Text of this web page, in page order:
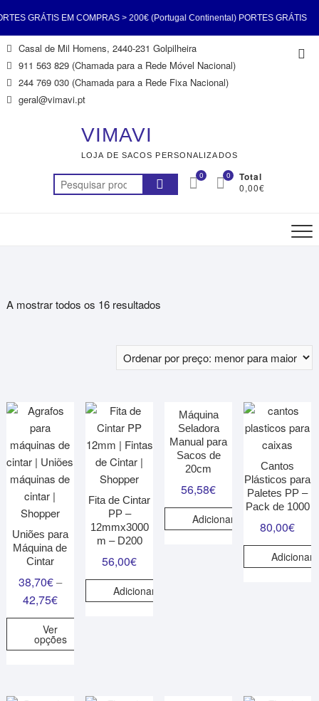
GRÁTIS EM COMPRAS > 200€ (Portugal Continental) PORTES GRÁTIS
> 200€ (Portugal Continental) PORTES GRÁTIS EM COMPRAS >
(Portugal Continental) PORTES GRÁTIS EM COMPRAS > 200€ (Portugal
GRÁTIS EM COMPRAS > 200€ (Portugal Continental) PORTES GRÁTIS
> 200€ (Portugal Continental) PORTES GRÁTIS EM COMPRAS >
Skip
to
content
Casal de Mil Homens, 2440-231 Golpilheira
911 563 829 (Chamada para a Rede Móvel Nacional)
244 769 030 (Chamada para a Rede Fixa Nacional)
geral@vimavi.pt
VIMAVI
LOJA DE SACOS PERSONALIZADOS
Pesquisar
por:
0 Total
0,00€
0
A mostrar todos os 16 resultados
Uniões para
Máquina de
Cintar
38,70€–
42,75€
Ver
opções
Fita de Cintar
PP –
12mmx3000
m – D200
56,00€
Adicionar
Máquina
Seladora
Manual para
Sacos de
20cm
56,58€
Adicionar
Cantos
Plásticos para
Paletes PP –
Pack de 1000
80,00€
Adicionar